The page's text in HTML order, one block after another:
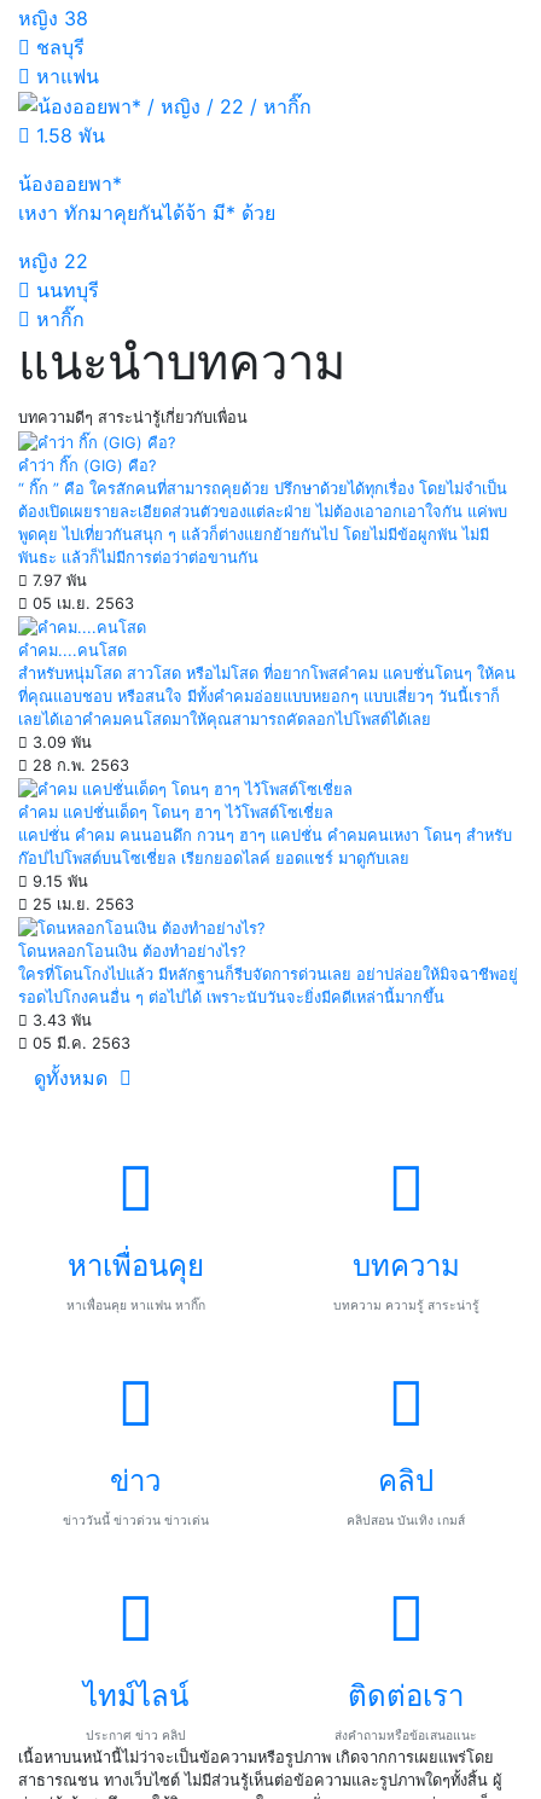
หญิง 38
ชลบุรี
หาแฟน
1.58 พัน
น้องออยพา*
เหงา ทักมาคุยกันได้จ้า มี* ด้วย
หญิง 22
นนทบุรี
หากิ๊ก
แนะนำบทความ
บทความดีๆ สาระน่ารู้เกี่ยวกับเพื่อน
คำว่า กิ๊ก (GIG) คือ?
“ กิ๊ก ” คือ ใครสักคนที่สามารถคุยด้วย ปรึกษาด้วยได้ทุกเรื่อง โดยไม่จำเป็น
ต้องเปิดเผยรายละเอียดส่วนตัวของแต่ละฝ่าย ไม่ต้องเอาอกเอาใจกัน แค่พบ
พูดคุย ไปเที่ยวกันสนุก ๆ แล้วก็ต่างแยกย้ายกันไป โดยไม่มีข้อผูกพัน ไม่มี
พันธะ แล้วก็ไม่มีการต่อว่าต่อขานกัน
7.97 พัน
05 เม.ย. 2563
คำคม....คนโสด
สำหรับหนุ่มโสด สาวโสด หรือไม่โสด ที่อยากโพสคำคม แคบชั่นโดนๆ ให้คน
ที่คุณแอบชอบ หรือสนใจ มีทั้งคำคมอ่อยแบบหยอกๆ แบบเสี่ยวๆ วันนี้เราก็
เลยได้เอาคำคมคนโสดมาให้คุณสามารถคัดลอกไปโพสต์ได้เลย
3.09 พัน
28 ก.พ. 2563
คำคม แคปชั่นเด็ดๆ โดนๆ ฮาๆ ไว้โพสต์โซเชี่ยล
แคปชั่น คำคม คนนอนดึก กวนๆ ฮาๆ แคปชั่น คำคมคนเหงา โดนๆ สำหรับ
ก๊อปไปโพสต์บนโซเชี่ยล เรียกยอดไลค์ ยอดแชร์ มาดูกับเลย
9.15 พัน
25 เม.ย. 2563
โดนหลอกโอนเงิน ต้องทำอย่างไร?
ใครที่โดนโกงไปแล้ว มีหลักฐานก็รีบจัดการด่วนเลย อย่าปล่อยให้มิจฉาชีพอยู่
รอดไปโกงคนอื่น ๆ ต่อไปได้ เพราะนับวันจะยิ่งมีคดีเหล่านี้มากขึ้น
3.43 พัน
05 มี.ค. 2563
ดูทั้งหมด
หาเพื่อนคุย
หาเพื่อนคุย หาแฟน หากิ๊ก
บทความ
บทความ ความรู้ สาระน่ารู้
ข่าว
ข่าววันนี้ ข่าวด่วน ข่าวเด่น
คลิป
คลิปสอน บันเทิง เกมส์
ไทม์ไลน์
ประกาศ ข่าว คลิป
ติดต่อเรา
ส่งคำถามหรือข้อเสนอแนะ
เนื้อหาบนหน้านี้ไม่ว่าจะเป็นข้อความหรือรูปภาพ เกิดจากการเผยแพร่โดย
สาธารณชน ทางเว็บไซต์ ไม่มีส่วนรู้เห็นต่อข้อความและรูปภาพใดๆทั้งสิ้น ผู้